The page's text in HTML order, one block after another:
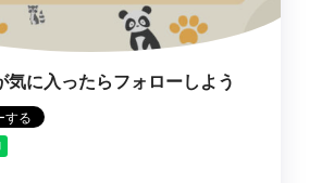
気に入ったらフォローしよう